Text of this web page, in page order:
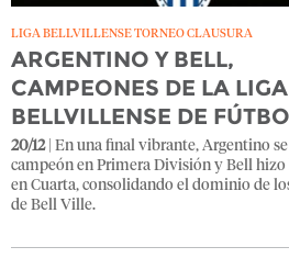
LIGA BELLVILLENSE TORNEO CLAUSURA
ARGENTINO Y BELL,
CAMPEONES DE LA LIGA
BELLVILLENSE DE
20/12| En una final vibrante, Argentino se
campeón en Primera División y Bell
en Cuarta, consolidando el dominio de
de Bell Ville.